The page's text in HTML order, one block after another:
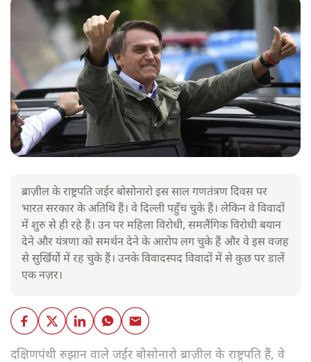
ब्राज़ील के राष्ट्रपति जईर बोसोनारो इस साल गणतंत्रण दिवस पर
भारत सरकार के अतिथि हैं। वे दिल्ली पहुँच चुके हैं। लेकिन वे विवादों
में शुरु से ही रहे हैं। उन पर महिला विरोधी, समलैंगिक विरोधी बयान
देने और यंत्रणा को समर्थन देने के आरोप लग चुके हैं और वे इस वजह
से सुर्खियोें में रह चुके हैं। उनके विवादस्पद विवादों में से कुछ पर डालें
एक नज़र।
दक्षिणपंथी रुझान वाले जईर बोसोनारो ब्राज़ील के राष्ट्रपति हैं, वे